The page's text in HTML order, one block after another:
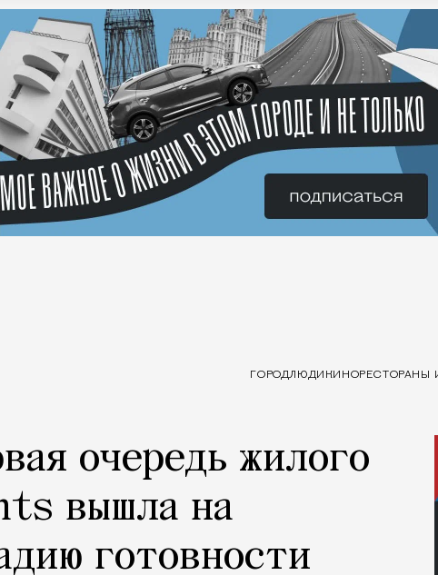
ГОРОДЛЮДИ КИНОРЕСТОРАНЫ
очередь жилого
вышла на
готовности